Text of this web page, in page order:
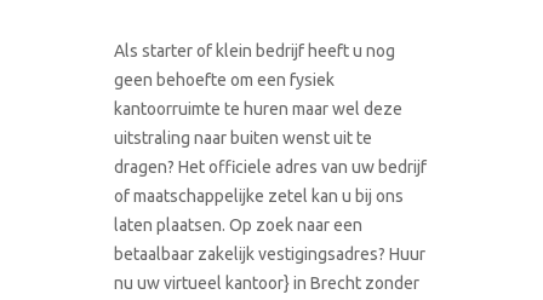
Als starter of klein bedrijf heeft u nog
geen behoefte om een fysiek
kantoorruimte te huren maar wel deze
uitstraling naar buiten wenst uit te
dragen? Het officiele adres van uw bedrijf
of maatschappelijke zetel kan u bij ons
laten plaatsen. Op zoek naar een
betaalbaar zakelijk vestigingsadres? Huur
nu uw virtueel kantoor} in Brecht zonder